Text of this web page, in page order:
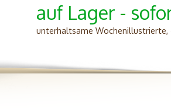
auf Lager -
unterhaltsame